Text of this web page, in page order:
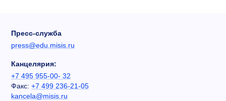
Пресс-служба
press@edu.misis.ru
Канцелярия:
+7 495 955-00- 32
Факс: +7 499 236-21-05
kancela@misis.ru